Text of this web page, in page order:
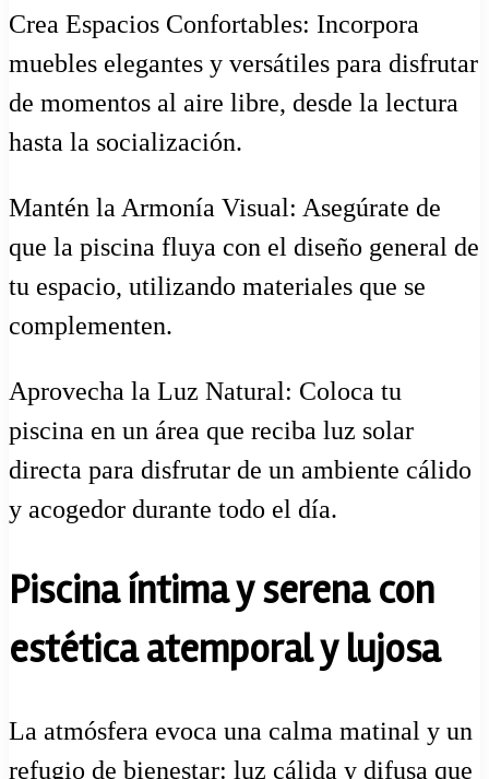
Crea Espacios Confortables: Incorpora
muebles elegantes y versátiles para disfrutar
de momentos al aire libre, desde la lectura
hasta la socialización.
Mantén la Armonía Visual: Asegúrate de
que la piscina fluya con el diseño general de
tu espacio, utilizando materiales que se
complementen.
Aprovecha la Luz Natural: Coloca tu
piscina en un área que reciba luz solar
directa para disfrutar de un ambiente cálido
y acogedor durante todo el día.
Piscina íntima y serena con
estética atemporal y lujosa
La atmósfera evoca una calma matinal y un
refugio de bienestar: luz cálida y difusa que